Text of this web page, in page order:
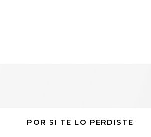
POR SI TE LO PERDISTE